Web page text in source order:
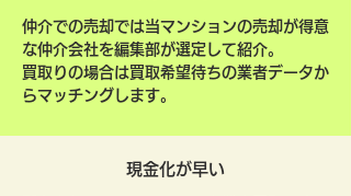
仲介での売却では当マンションの売却が得意
な仲介会社を編集部が選定して紹介。
買取りの場合は買取希望待ちの業者データか
らマッチングします。
現金化が早い